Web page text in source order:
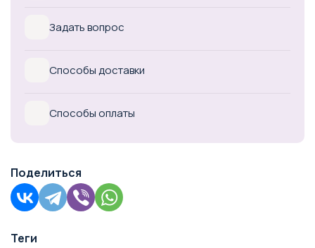
Задать вопрос
Способы доставки
Способы оплаты
Поделиться
Теги